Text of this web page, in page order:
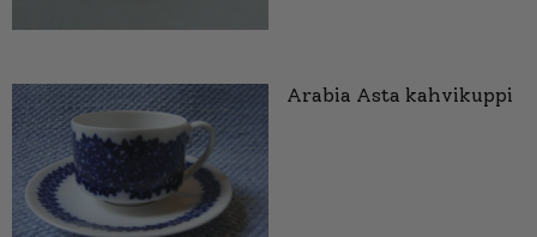
Arabia Asta kahvikuppi